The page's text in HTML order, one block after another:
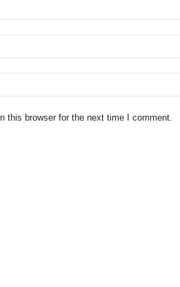
this browser for the next time I comment.